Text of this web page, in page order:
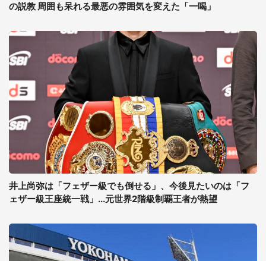
の説教 周囲も呆れる最悪の雰囲気を変えた「一喝」
井上尚弥は「フェザー級でも倒せる」、今後見たいのは「フ
ェザー級王座統一戦」...元世界2階級制覇王者が熱望